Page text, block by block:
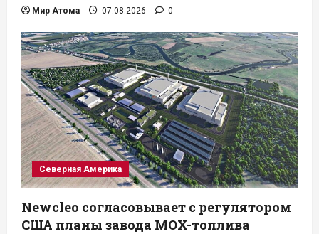
Мир Атома 07.08.2026 0
Северная Америка
Newcleo согласовывает с регулятором
США планы завода MOX-топлива